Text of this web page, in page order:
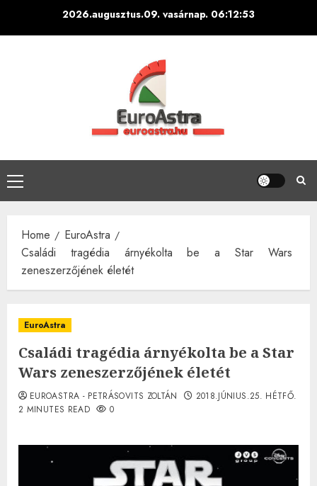
2026.augusztus.09. vasárnap. 06:12:54
Primary
Menu
Home
EuroAstra
Családi tragédia árnyékolta be a Star Wars
zeneszerzőjének életét
EuroAstra
Családi tragédia árnyékolta be a Star
Wars zeneszerzőjének életét
EUROASTRA - PETRÁSOVITS ZOLTÁN
2018.JÚNIUS.25. HÉTFŐ.
2 MINUTES READ
0